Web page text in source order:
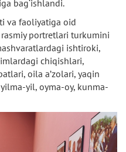
bag‘ishlandi.
va faoliyatiga oid
portretlari turkumini
ishtiroki,
chiqishlari,
oila a’zolari, yaqin
yil, oyma-oy, kunma-